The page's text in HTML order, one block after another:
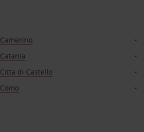
Camerino
Catania
Citta di Castello
Como